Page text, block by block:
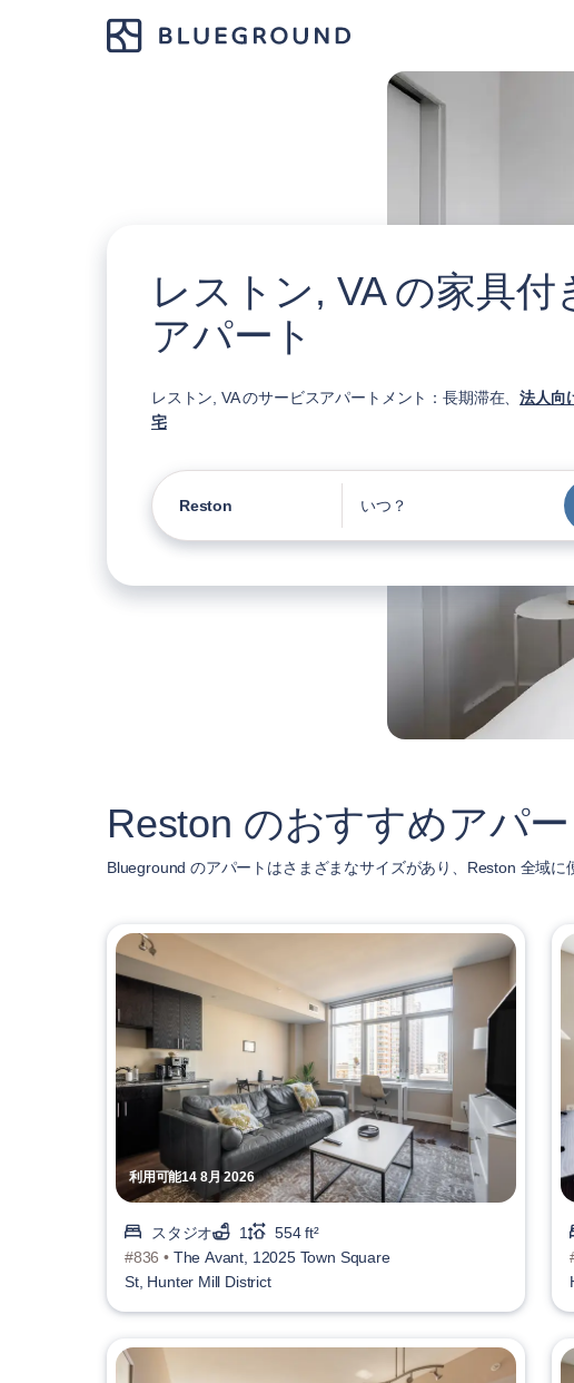
レストン, VA の家具付
アパート
レストン, VA のサービスアパートメント：長期滞在、法人向
宅
Reston いつ？
Reston のおすすめアパ
Blueground のアパートはさまざまなサイズがあり、Reston 全域に
利用可能14 8月 2026
スタジオ 1
554 ft²
#836 • The Avant, 12025 Town Square
St, Hunter Mill District